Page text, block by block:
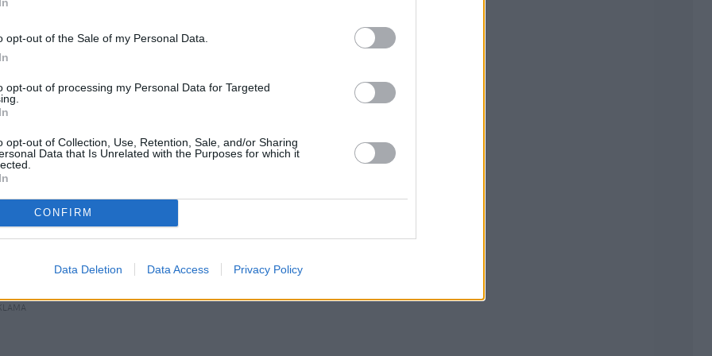
opt-out of the Sale of my Personal Data.
opt-out of processing my Personal Data for Targeted
opt-out of Collection, Use, Retention, Sale, and/or Sharing
Data that Is Unrelated with the Purposes for which it
CONFIRM
Data Deletion Data Access Privacy Policy
batalia, pani mąż nie ma immunitetu
nic złego, nie przekroczyliśmy żadnych
, który jeszcze w 2020 roku złożył
Zbigniew Ziobro?
ma odwagi, aby na serio rozpocząć
że musi zebrać się Komisja
i musi być dyskusja.